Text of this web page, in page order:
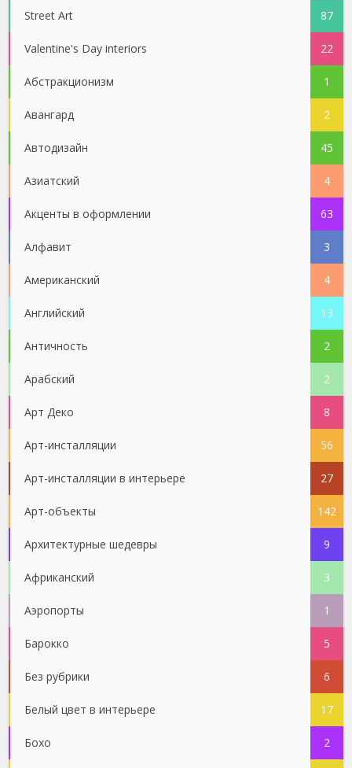
Street Art 87
Valentine's Day interiors 22
Абстракционизм 1
Авангард 2
Автодизайн 45
Азиатский 4
Акценты в оформлении 63
Алфавит 3
Американский 4
Английский 13
Античность 2
Арабский 2
Арт Деко 8
Арт-инсталляции 56
Арт-инсталляции в интерьере 27
Арт-объекты 142
Архитектурные шедевры 9
Африканский 3
Аэропорты 1
Барокко 5
Без рубрики 6
Белый цвет в интерьере 17
Бохо 2